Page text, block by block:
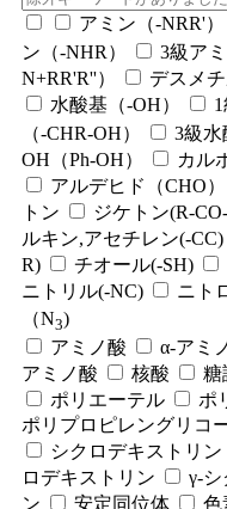
アミン（-NRR'）
ン（-NHR）
3級ア
N+RR'R''）
デスメ
水酸基（-OH）
（-CHR-OH）
3級水
OH（Ph-OH）
カル
アルデヒド（CHO）
トン
ジケトン(R-
ルキン,アセチレン(-CC)
R)
チオール(-SH)
ニトリル(-NC)
ニト
（N3)
アミノ酸
α-アミ
アミノ酸
核酸
糖
ポリエーテル
ポ
ポリプロピレングリコ
シクロデキストリン
ロデキストリン
γ-
ン
安定同位体 色